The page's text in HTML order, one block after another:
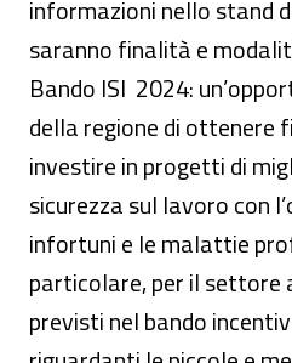
informazioni nello stand
saranno finalità e
Bando ISI 2024:
della regione di ottenere
investire in progetti di
sicurezza sul lavoro con
infortuni e le malattie
particolare, per il settore
previsti nel bando